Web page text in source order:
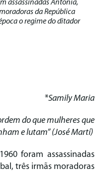
assassinadas Antonia,
da República
o regime do ditador
*Samily Maria
do que mulheres que
e lutam”(José Martí)
foram assassinadas
três irmãs moradoras